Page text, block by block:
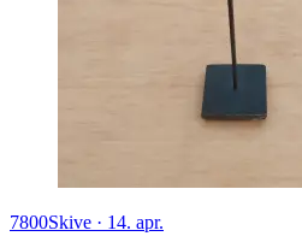
7800Skive · 14. apr.